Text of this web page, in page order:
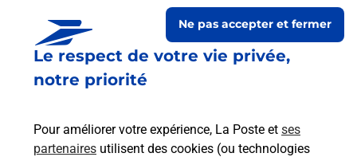
Le respect de votre vie privée,
notre priorité
Pour améliorer votre expérience, La Poste et ses
partenaires utilisent des cookies (ou technologies
Ne pas accepter et fermer